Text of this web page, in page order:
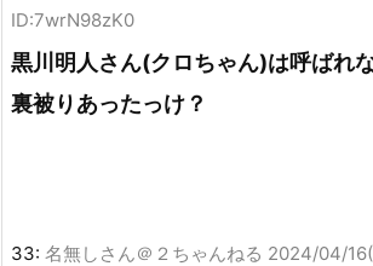
ID:7wrN98zK0
黒川明人さん(クロちゃん)は呼ばれ
裏被りあったっけ？
33: 名無しさん＠２ちゃんねる 2024/04/